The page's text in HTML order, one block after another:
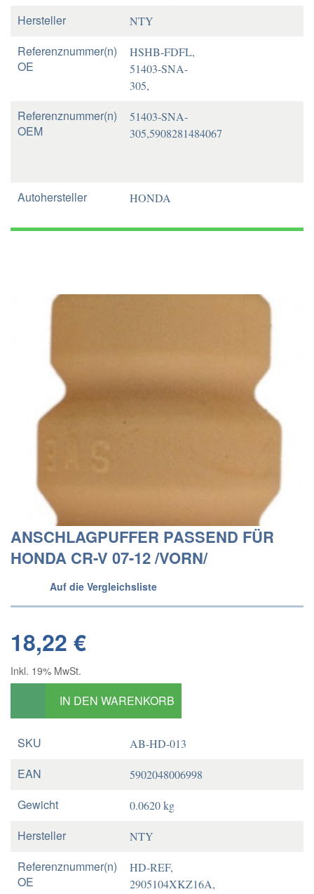
Hersteller NTY
Referenznummer(n)
OE
HSHB-FDFL,
51403-SNA-
305,
Referenznummer(n)
OEM
51403-SNA-
305,5908281484067
Autohersteller HONDA
ANSCHLAGPUFFER PASSEND FÜR
HONDA CR-V 07-12 /VORN/
Auf die Vergleichsliste
18,22 €
Inkl. 19% MwSt.
IN DEN WARENKORB
SKU AB-HD-013
EAN 5902048006998
Gewicht 0.0620 kg
Hersteller NTY
Referenznummer(n)
OE
HD-REF,
2905104XKZ16A,